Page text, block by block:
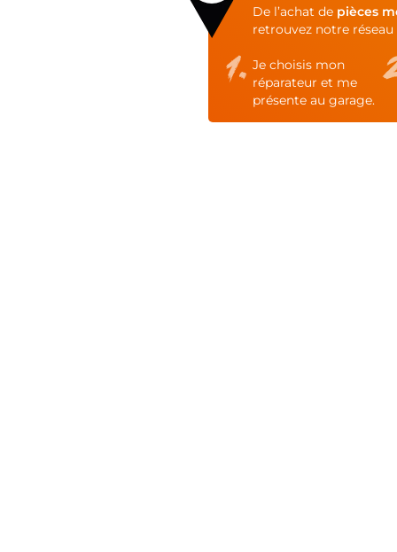
De l’achat de pièces
retrouvez notre
Je choisis mon
réparateur et me
présente au garage.